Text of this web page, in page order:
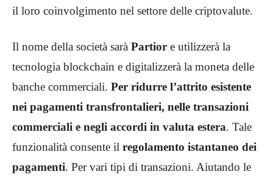
il loro coinvolgimento nel settore delle criptovalute.
Il nome della società sarà Partior e utilizzerà la
tecnologia blockchain e digitalizzerà la moneta delle
banche commerciali. Per ridurre l’attrito esistente
nei pagamenti transfrontalieri, nelle transazioni
commerciali e negli accordi in valuta estera. Tale
funzionalità consente il regolamento istantaneo dei
pagamenti. Per vari tipi di transazioni. Aiutando le